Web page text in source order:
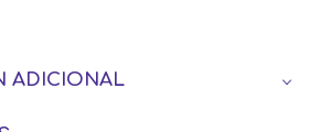
ADICIONAL